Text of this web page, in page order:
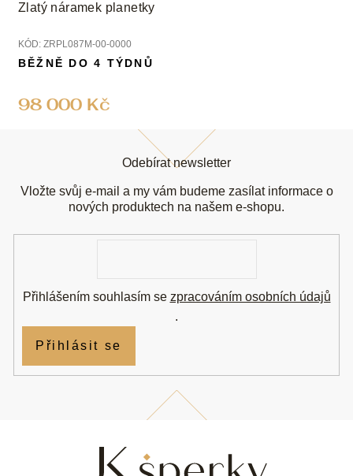
Zlatý náramek planetky
KÓD: ZRPL087M-00-0000
98 000 Kč
BĚŽNĚ DO 4 TÝDNŮ
Odebírat newsletter
Vložte svůj e-mail a my vám budeme zasílat informace o
nových produktech na našem e-shopu.
Přihlášením souhlasím se zpracováním osobních údajů
.
Přihlásit se